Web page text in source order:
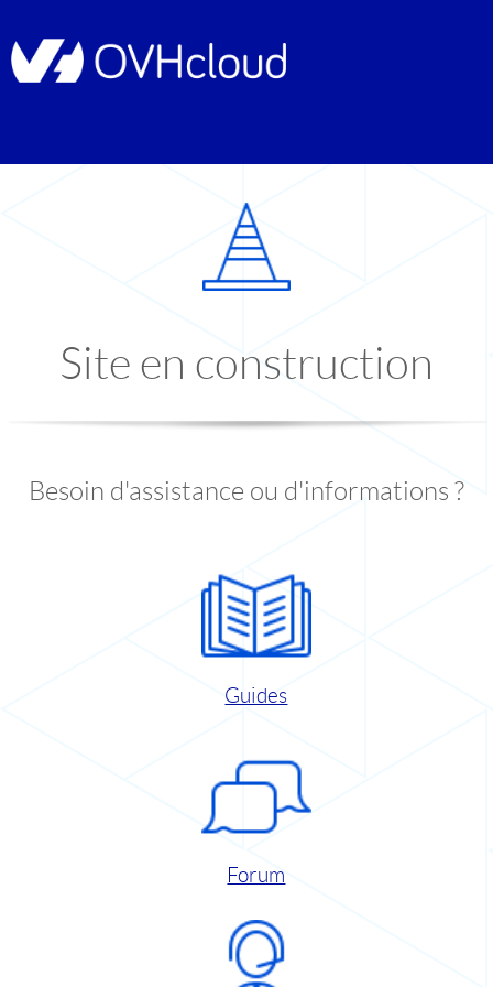
Site en construction
Besoin d'assistance ou d'informations ?
Guides
Forum